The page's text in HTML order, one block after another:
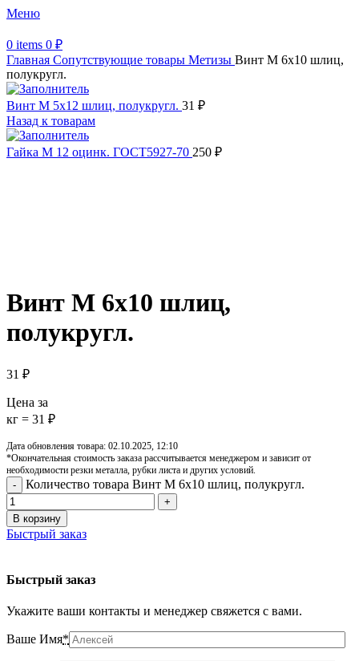
Меню
0 items 0 ₽
Главная Сопутствующие товары Метизы Винт М 6х10 шлиц,
полукругл.
Винт М 5х12 шлиц, полукругл. 31 ₽
Назад к товарам
Гайка М 12 оцинк. ГОСТ5927-70 250 ₽
Винт М 6х10 шлиц,
полукругл.
31 ₽
Цена за
кг = 31 ₽
Дата обновления товара: 02.10.2025, 12:10
*Окончательная стоимость заказа рассчитывается менеджером и зависит от
необходимости резки металла, рубки листа и других условий.
Количество товара Винт М 6х10 шлиц, полукругл.
В корзину
Быстрый заказ
Быстрый заказ
Укажите ваши контакты и менеджер свяжется с вами.
Ваше Имя*